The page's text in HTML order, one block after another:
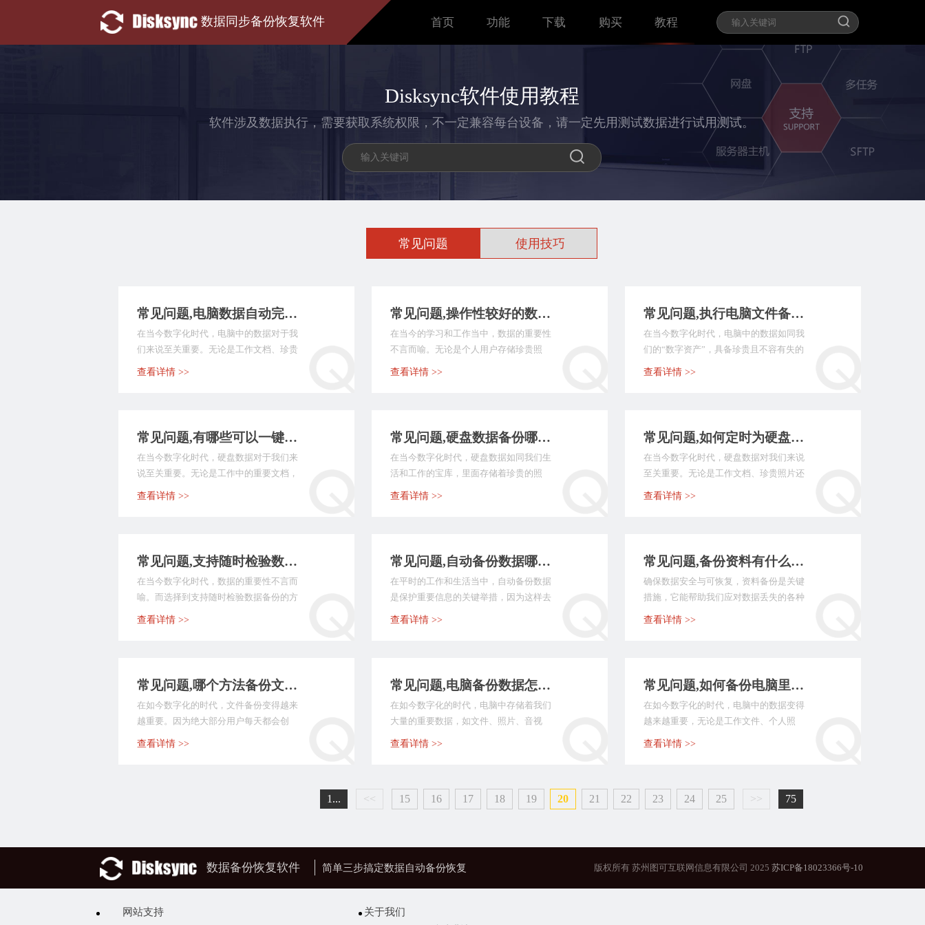
数据同步备份恢复软件 首页 功能 下载 购买 教程
Disksync软件使用教程
软件涉及数据执行，需要获取系统权限，不一定兼容每台设备，请一定先用测试数据进行试用测试。
常见问题 使用技巧
常见问题,电脑数据自动完成备份如何操作？介绍七个方便性很高的方法
在当今数字化时代，电脑中的数据对于我
们来说至关重要。无论是工作文档、珍贵
照片，还是重要的学...
查看详情 >>
常见问题,操作性较好的数据备份软件有哪些？介绍七款完美符合用户要求的
在当今的学习和工作当中，数据的重要性
不言而喻。无论是个人用户存储珍贵照
片、文档，还是企业保...
查看详情 >>
常见问题,执行电脑文件备份什么软件简单？介绍七款操作简便性很高的软件
在当今数字化时代，电脑中的数据如同我
们的“数字资产”，具备珍贵且不容有失的
特性。因此，执行...
查看详情 >>
常见问题,有哪些可以一键备份硬盘数据的方法？七个超关键的执行方法
在当今数字化时代，硬盘数据对于我们来
说至关重要。无论是工作中的重要文档，
还是生活中的珍贵照...
查看详情 >>
常见问题,硬盘数据备份哪些方法比较轻松？七个实用性比较高的方法
在当今数字化时代，硬盘数据如同我们生
活和工作的宝库，里面存储着珍贵的照
片、重要的文档、精心...
查看详情 >>
常见问题,如何定时为硬盘数据执行备份？推荐六个简便性很高的方法
在当今数字化时代，硬盘数据对我们来说
至关重要。无论是工作文档、珍贵照片还
是重要，都承载着我...
查看详情 >>
常见问题,支持随时检验数据备份的方法有哪些？介绍五个完美符合要求的
在当今数字化时代，数据的重要性不言而
喻。而选择到支持随时检验数据备份的方
法，对于保障数据安...
查看详情 >>
常见问题,自动备份数据哪些方法可以实现？七个带您轻松解决问题的办法
在平时的工作和生活当中，自动备份数据
是保护重要信息的关键举措，因为这样去
做能够有效防止数据...
查看详情 >>
常见问题,备份资料有什么方便的方式？七个简便性很高的操作方法
确保数据安全与可恢复，资料备份是关键
措施，它能帮助我们应对数据丢失的各种
风险。因为在日常生...
查看详情 >>
常见问题,哪个方法备份文件可以轻松找到？介绍七个测试完效果很好的办法
在如今数字化的时代，文件备份变得越来
越重要。因为绝大部分用户每天都会创
建、修改和存储大量的...
查看详情 >>
常见问题,电脑备份数据怎么备份？七个简单实用的操作指南
在如今数字化的时代，电脑中存储着我们
大量的重要数据，如文件、照片、音视
频、文档等。而随着使...
查看详情 >>
常见问题,如何备份电脑里面所有的数据？介绍七个实用性很高的方法
在如今数字化的时代，电脑中的数据变得
越来越重要，无论是工作文件、个人照
片、还是重要的文档等...
查看详情 >>
1... << 15 16 17 18 19 20 21 22 23 24 25 >> 75
数据备份恢复软件 简单三步搞定数据自动备份恢复 版权所有 苏州图可互联网信息有限公司 2025 苏ICP备18023366号-10
网站支持 关于我们